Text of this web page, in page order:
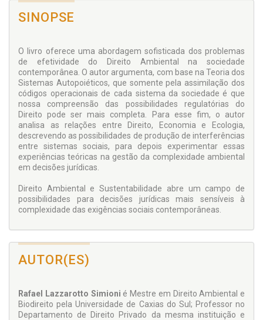
SINOPSE
O livro oferece uma abordagem sofisticada dos problemas
de efetividade do Direito Ambiental na sociedade
contemporânea. O autor argumenta, com base na Teoria dos
Sistemas Autopoiéticos, que somente pela assimilação dos
códigos operacionais de cada sistema da sociedade é que
nossa compreensão das possibilidades regulatórias do
Direito pode ser mais completa. Para esse fim, o autor
analisa as relações entre Direito, Economia e Ecologia,
descrevendo as possibilidades de produção de interferências
entre sistemas sociais, para depois experimentar essas
experiências teóricas na gestão da complexidade ambiental
em decisões jurídicas.
Direito Ambiental e Sustentabilidade abre um campo de
possibilidades para decisões jurídicas mais sensíveis à
complexidade das exigências sociais contemporâneas.
AUTOR(ES)
Rafael Lazzarotto Simioni é Mestre em Direito Ambiental e
Biodireito pela Universidade de Caxias do Sul; Professor no
Departamento de Direito Privado da mesma instituição e